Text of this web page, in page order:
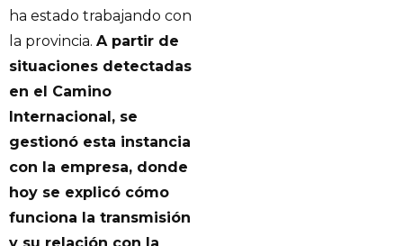
ha estado trabajando con
la provincia. A partir de
situaciones detectadas
en el Camino
Internacional, se
gestionó esta instancia
con la empresa, donde
hoy se explicó cómo
funciona la transmisión
y su relación con la